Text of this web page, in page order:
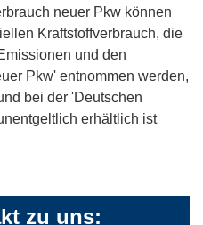
neuer Pkw können
Kraftstoffverbrauch, die
und den
Pkw' entnommen werden,
bei der 'Deutschen
erhältlich ist
zu uns: